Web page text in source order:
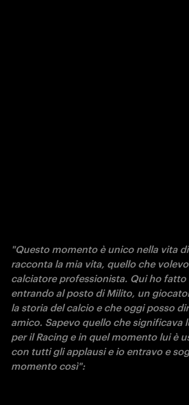
"Questo momento è unico nella vita
racconta la mia vita, quello che
calciatore professionista. Qui ho fatto
entrando al posto di Milito, un
la storia del calcio e che oggi posso
amico. Sapevo quello che significava
per il Racing e in quel momento lui è
con tutti gli applausi e io entravo e
momento così":